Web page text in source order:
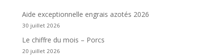
Aide exceptionnelle engrais azotés 2026
30 juillet 2026
Le chiffre du mois – Porcs
20 juillet 2026